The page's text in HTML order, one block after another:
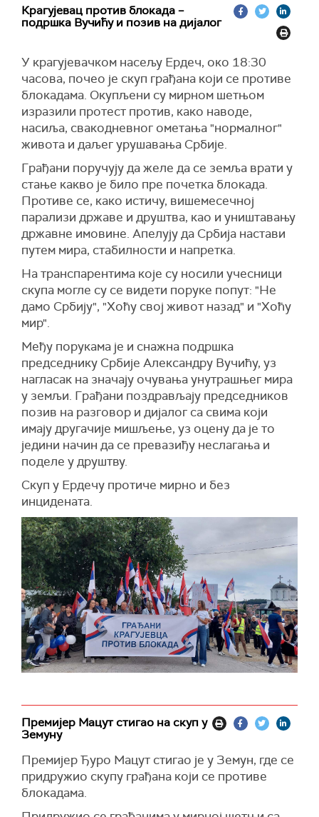
Крагујевац против блокада –
подршка Вучићу и позив на дијалог
У крагујевачком насељу Ердеч, око 18:30
часова, почео је скуп грађана који се противе
блокадама. Окупљени су мирном шетњом
изразили протест против, како наводе,
насиља, свакодневног ометања "нормалног"
живота и даљег урушавања Србије.
Грађани поручују да желе да се земља врати у
стање какво је било пре почетка блокада.
Противе се, како истичу, вишемесечној
парализи државе и друштва, као и уништавању
државне имовине. Апелују да Србија настави
путем мира, стабилности и напретка.
На транспарентима које су носили учесници
скупа могле су се видети поруке попут: "Не
дамо Србију", "Хоћу свој живот назад" и "Хоћу
мир".
Међу порукама је и снажна подршка
председнику Србије Александру Вучићу, уз
нагласак на значају очувања унутрашњег мира
у земљи. Грађани поздрављају председников
позив на разговор и дијалог са свима који
имају другачије мишљење, уз оцену да је то
једини начин да се превазиђу неслагања и
поделе у друштву.
Скуп у Ердечу протиче мирно и без
инцидената.
Премијер Мацут стигао на скуп у
Земуну
Премијер Ђуро Мацут стигао је у Земун, где се
придружио скупу грађана који се противе
блокадама.